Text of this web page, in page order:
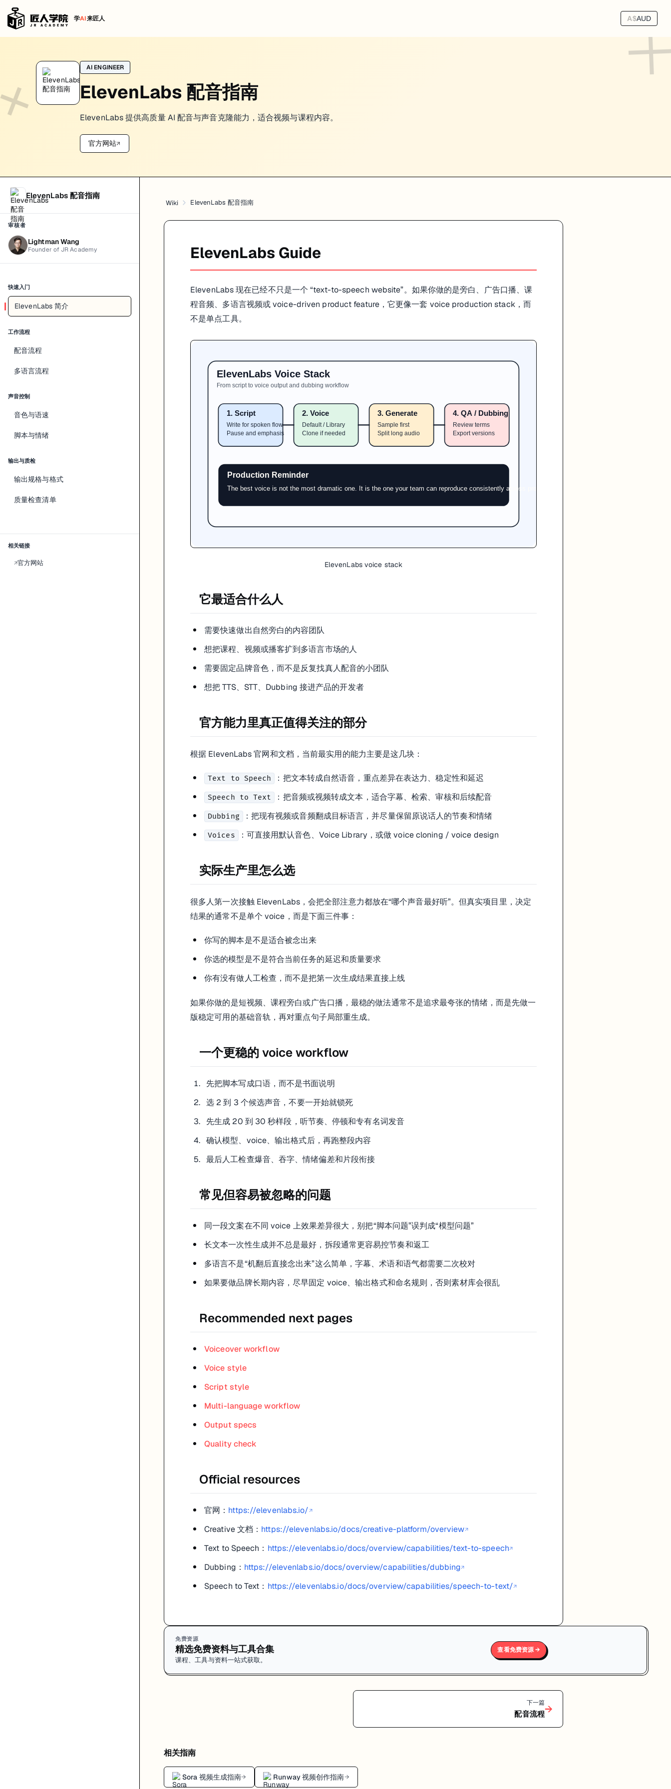
学AI来匠人 A$AUD
AI ENGINEER
ElevenLabs 配音指南
ElevenLabs 提供高质量 AI 配音与声音克隆能力，适合视频与课程内容。
官方网站↗
ElevenLabs 配音指南
审核者
Lightman Wang
Founder of JR Academy
快速入门
ElevenLabs 简介
工作流程
配音流程
多语言流程
声音控制
音色与语速
脚本与情绪
输出与质检
输出规格与格式
质量检查清单
相关链接
↗官方网站
Wiki ElevenLabs 配音指南
ElevenLabs Guide
ElevenLabs 现在已经不只是一个 “text-to-speech website”。如果你做的是旁白、广告口播、课
程音频、多语言视频或 voice-driven product feature，它更像一套 voice production stack，而
不是单点工具。
ElevenLabs voice stack
它最适合什么人
需要快速做出自然旁白的内容团队
想把课程、视频或播客扩到多语言市场的人
需要固定品牌音色，而不是反复找真人配音的小团队
想把 TTS、STT、Dubbing 接进产品的开发者
官方能力里真正值得关注的部分
根据 ElevenLabs 官网和文档，当前最实用的能力主要是这几块：
Text to Speech ：把文本转成自然语音，重点差异在表达力、稳定性和延迟
Speech to Text ：把音频或视频转成文本，适合字幕、检索、审核和后续配音
Dubbing ：把现有视频或音频翻成目标语言，并尽量保留原说话人的节奏和情绪
Voices ：可直接用默认音色、Voice Library，或做 voice cloning / voice design
实际生产里怎么选
很多人第一次接触 ElevenLabs，会把全部注意力都放在“哪个声音最好听”。但真实项目里，决定
结果的通常不是单个 voice，而是下面三件事：
你写的脚本是不是适合被念出来
你选的模型是不是符合当前任务的延迟和质量要求
你有没有做人工检查，而不是把第一次生成结果直接上线
如果你做的是短视频、课程旁白或广告口播，最稳的做法通常不是追求最夸张的情绪，而是先做一
版稳定可用的基础音轨，再对重点句子局部重生成。
一个更稳的 voice workflow
先把脚本写成口语，而不是书面说明
选 2 到 3 个候选声音，不要一开始就锁死
先生成 20 到 30 秒样段，听节奏、停顿和专有名词发音
确认模型、voice、输出格式后，再跑整段内容
最后人工检查爆音、吞字、情绪偏差和片段衔接
常见但容易被忽略的问题
同一段文案在不同 voice 上效果差异很大，别把“脚本问题”误判成“模型问题”
长文本一次性生成并不总是最好，拆段通常更容易控节奏和返工
多语言不是“机翻后直接念出来”这么简单，字幕、术语和语气都需要二次校对
如果要做品牌长期内容，尽早固定 voice、输出格式和命名规则，否则素材库会很乱
Recommended next pages
Voiceover workflow
Voice style
Script style
Multi-language workflow
Output specs
Quality check
Official resources
官网： https://elevenlabs.io/↗
Creative 文档： https://elevenlabs.io/docs/creative-platform/overview↗
Text to Speech： https://elevenlabs.io/docs/overview/capabilities/text-to-speech↗
Dubbing： https://elevenlabs.io/docs/overview/capabilities/dubbing↗
Speech to Text： https://elevenlabs.io/docs/overview/capabilities/speech-to-text/↗
免费资源
精选免费资料与工具合集
课程、工具与资料一站式获取。
查看免费资源 →
下一篇
配音流程→
相关指南
Sora 视频生成指南→ Runway 视频创作指南→